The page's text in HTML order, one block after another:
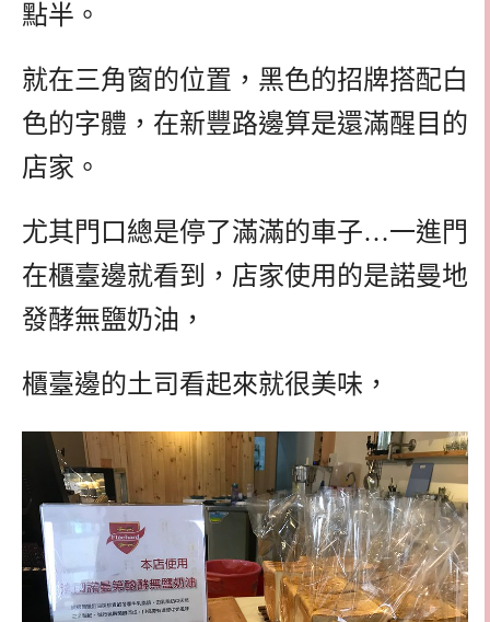
點半。
就在三角窗的位置，黑色的招牌搭配白
色的字體，在新豐路邊算是還滿醒目的
店家。
尤其門口總是停了滿滿的車子…一進門
在櫃臺邊就看到，店家使用的是諾曼地
發酵無鹽奶油，
櫃臺邊的土司看起來就很美味，